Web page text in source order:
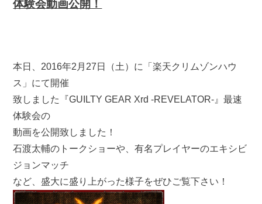
体験会動画公開！
本日、2016年2月27日（土）に「楽天クリムゾンハウ
ス」にて開催
致しました『GUILTY GEAR Xrd -REVELATOR-』最速
体験会の
動画を公開致しました！
石渡太輔のトークショーや、有名プレイヤーのエキシビ
ジョンマッチ
など、盛大に盛り上がった様子をぜひご覧下さい！